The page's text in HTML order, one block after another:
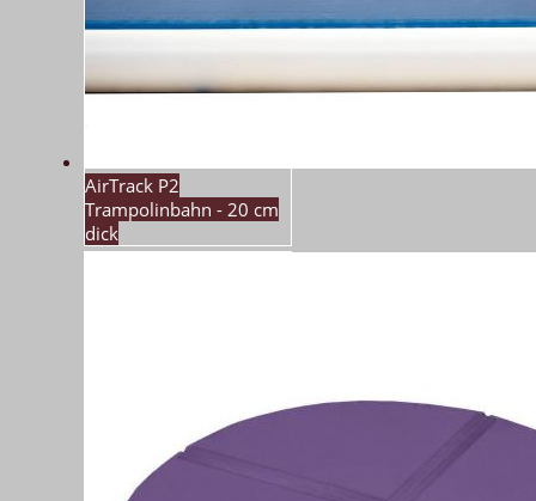
AirTrack P2
Trampolinbahn - 20 cm
dick